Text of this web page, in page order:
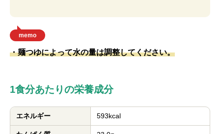
memo
・麺つゆによって水の量は調整してください。
1食分あたりの栄養成分
エネルギー 593kcal